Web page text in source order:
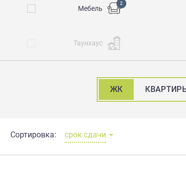
Мебель
2
Таунхаус
ЖК
Сортировка: срок сдачи